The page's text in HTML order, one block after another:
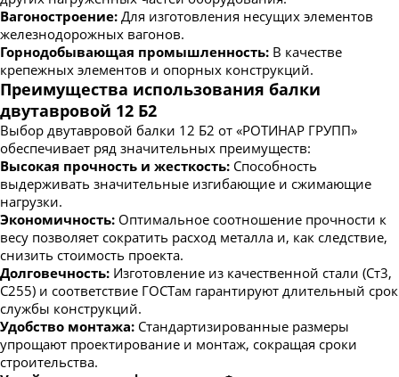
Вагоностроение: Для изготовления несущих элементов
железнодорожных вагонов.
Горнодобывающая промышленность: В качестве
крепежных элементов и опорных конструкций.
Преимущества использования балки
двутавровой 12 Б2
Выбор двутавровой балки 12 Б2 от «РОТИНАР ГРУПП»
обеспечивает ряд значительных преимуществ:
Высокая прочность и жесткость: Способность
выдерживать значительные изгибающие и сжимающие
нагрузки.
Экономичность: Оптимальное соотношение прочности к
весу позволяет сократить расход металла и, как следствие,
снизить стоимость проекта.
Долговечность: Изготовление из качественной стали (Ст3,
С255) и соответствие ГОСТам гарантируют длительный срок
службы конструкций.
Удобство монтажа: Стандартизированные размеры
упрощают проектирование и монтаж, сокращая сроки
строительства.